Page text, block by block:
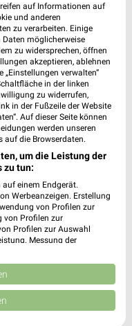
Prospekt
| Geöffnet
Prospekt
| Geöffnet
Prospekte
Grebenhain
auf Informationen auf
und anderen
zu verarbeiten. Einige
Daten möglicherweise
zu widersprechen, öffnen
akzeptieren, ablehnen
verwalten“
in der linken
zu widerrufen,
in der Fußzeile der Website
Auf dieser Seite können
werden unseren
auf die Browserdaten.
um die Leistung der
zu tun:
einem Endgerät.
Werbeanzeigen. Erstellung
von Profilen zur
von Profilen zur
Profilen zur Auswahl
Messung der
Quellen. Entwicklung und
Daten zur Auswahl
weitergegeben und in die